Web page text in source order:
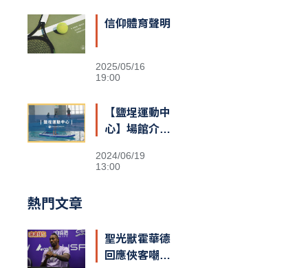
信仰體育聲明
2025/05/16
19:00
【鹽埕運動中
心】場館介紹
2024/06/19
13:00
熱門文章
聖光獸霍華德
回應俠客嘲諷